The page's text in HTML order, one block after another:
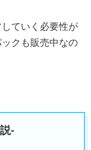
ていく必要性が
クも販売中なの
-